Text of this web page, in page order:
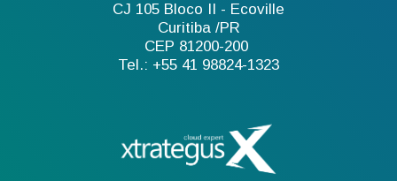
CJ 105 Bloco II - Ecoville
Curitiba /PR
CEP 81200-200
Tel.: +55 41 98824-1323